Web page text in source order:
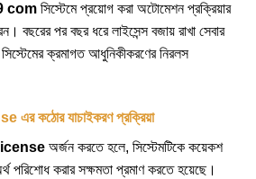
com সিস্টেমে প্রয়োগ করা অটোমেশন প্রক্রিয়ার
বছরের পর বছর ধরে লাইসেন্স বজায় রাখা সেবার
ক্রমাগত আধুনিকীকরণের নিরলস
কঠোর যাচাইকরণ প্রক্রিয়া
অর্জন করতে হলে, সিস্টেমটিকে কয়েকশ
পরিশোধ করার সক্ষমতা প্রমাণ করতে হয়েছে।